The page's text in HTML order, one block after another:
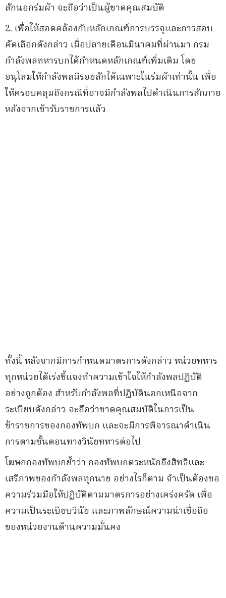
สักนอกร่มผ้า จะถือว่าเป็นผู้ขาดคุณสมบัติ
2. เพื่อให้สอดคล้องกับหลักเกณฑ์การบรรจุและการสอบ
คัดเลือกดังกล่าว เมื่อปลายเดือนมีนาคมที่ผ่านมา กรม
กำลังพลทหารบกได้กำหนดหลักเกณฑ์เพิ่มเติม โดย
อนุโลมให้กำลังพลมีรอยสักได้เฉพาะในร่มผ้าเท่านั้น เพื่อ
ให้ครอบคลุมถึงกรณีที่อาจมีกำลังพลไปดำเนินการสักภาย
หลังจากเข้ารับราชการแล้ว
ทั้งนี้ หลังจากมีการกำหนดมาตรการดังกล่าว หน่วยทหาร
ทุกหน่วยได้เร่งชี้แจงทำความเข้าใจให้กำลังพลปฏิบัติ
อย่างถูกต้อง สำหรับกำลังพลที่ปฏิบัตินอกเหนือจาก
ระเบียบดังกล่าว จะถือว่าขาดคุณสมบัติในการเป็น
ข้าราชการของกองทัพบก และจะมีการพิจารณาดำเนิน
การตามขั้นตอนทางวินัยทหารต่อไป
โฆษกกองทัพบกย้ำว่า กองทัพบกตระหนักถึงสิทธิและ
เสรีภาพของกำลังพลทุกนาย อย่างไรก็ตาม จำเป็นต้องขอ
ความร่วมมือให้ปฏิบัติตามมาตรการอย่างเคร่งครัด เพื่อ
ความเป็นระเบียบวินัย และภาพลักษณ์ความน่าเชื่อถือ
ของหน่วยงานด้านความมั่นคง